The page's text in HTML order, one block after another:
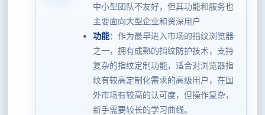
中小型团队不友好，但其功能和服务也
主要面向大型企业和资深用户
功能：作为最早进入市场的指纹浏览器
之一，拥有成熟的指纹防护技术，支持
复杂的指纹定制功能，适合对浏览器指
纹有较高定制化需求的高级用户，在国
外市场有较高的认可度，但操作复杂，
新手需要较长的学习曲线。